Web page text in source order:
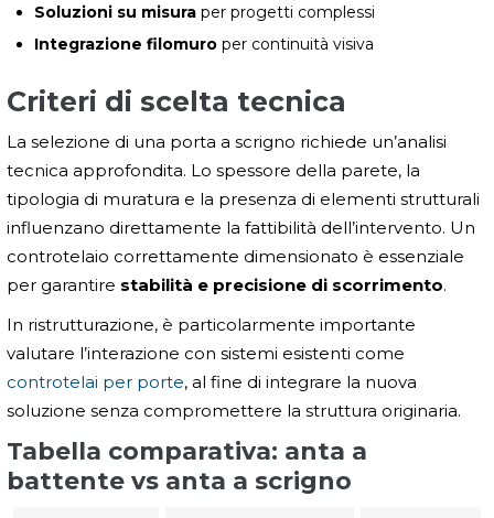
Soluzioni su misura per progetti complessi
Integrazione filomuro per continuità visiva
Criteri di scelta tecnica
La selezione di una porta a scrigno richiede un’analisi
tecnica approfondita. Lo spessore della parete, la
tipologia di muratura e la presenza di elementi strutturali
influenzano direttamente la fattibilità dell’intervento. Un
controtelaio correttamente dimensionato è essenziale
per garantire stabilità e precisione di scorrimento.
In ristrutturazione, è particolarmente importante
valutare l’interazione con sistemi esistenti come
controtelai per porte, al fine di integrare la nuova
soluzione senza compromettere la struttura originaria.
Tabella comparativa: anta a
battente vs anta a scrigno